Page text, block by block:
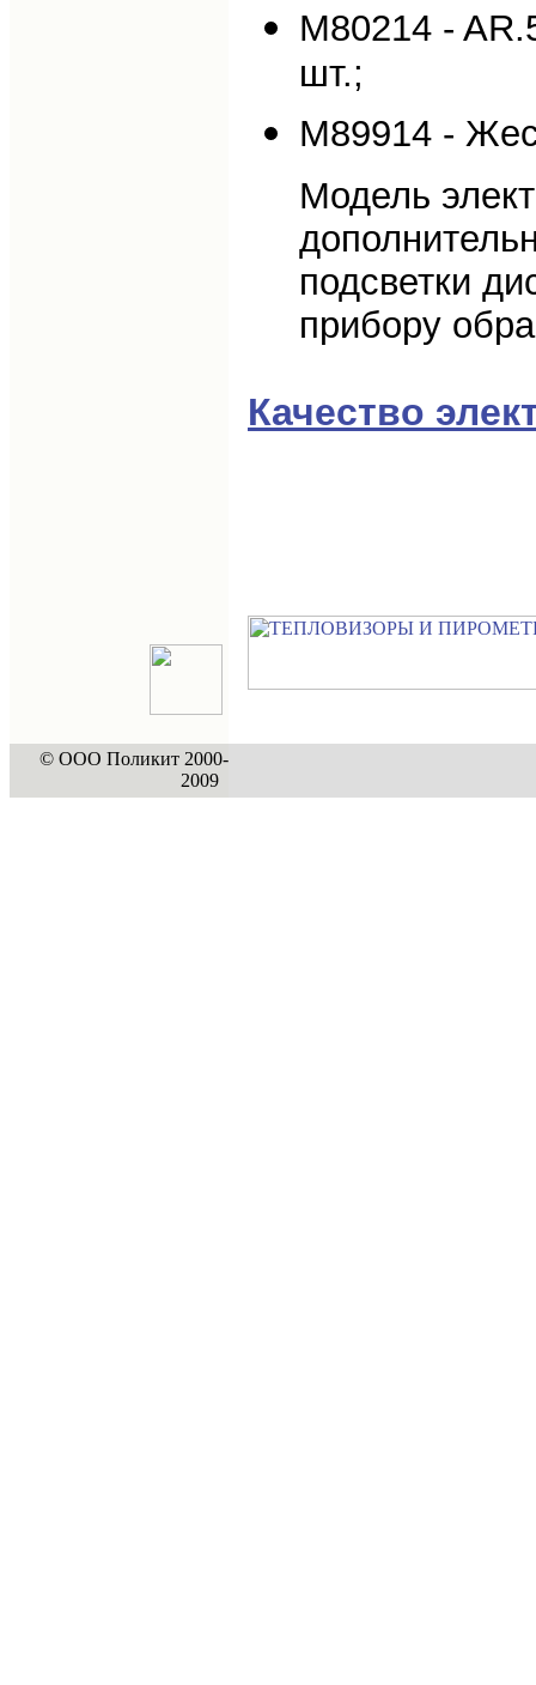
M80214 -
шт.;
М89914 -
Модель
подсветки
прибору
Качество
© ООО Поликит 2000-
2009